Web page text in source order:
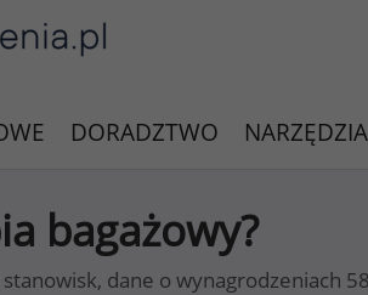
DORADZTWO NARZĘDZIA
bagażowy?
dane o wynagrodzeniach